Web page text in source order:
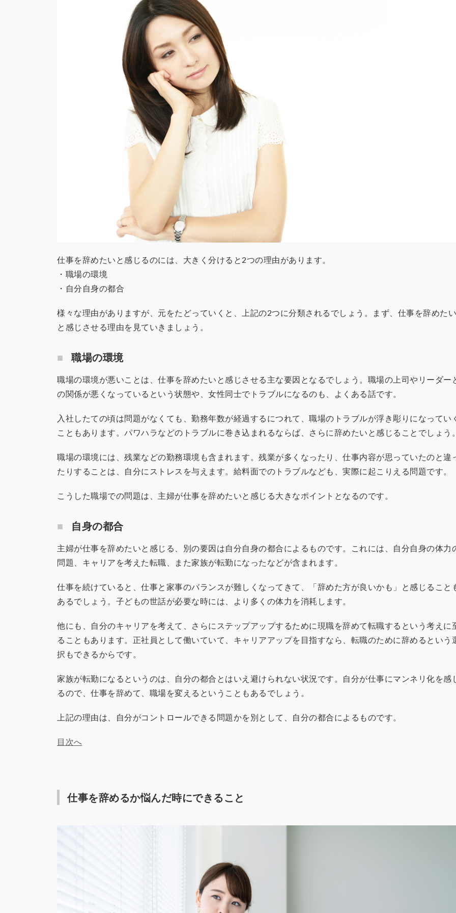
仕事を辞めたいと感じるのには、大きく分けると2つの理由があります。
・職場の環境
・自分自身の都合
様々な理由がありますが、元をたどっていくと、上記の2つに分類されるでしょう。まず、仕事を辞めたい
と感じさせる理由を見ていきましょう。
職場の環境
職場の環境が悪いことは、仕事を辞めたいと感じさせる主な要因となるでしょう。職場の上司やリーダー
の関係が悪くなっているという状態や、女性同士でトラブルになるのも、よくある話です。
入社したての頃は問題がなくても、勤務年数が経過するにつれて、職場のトラブルが浮き彫りになってい
こともあります。パワハラなどのトラブルに巻き込まれるならば、さらに辞めたいと感じることでしょう。
職場の環境には、残業などの勤務環境も含まれます。残業が多くなったり、仕事内容が思っていたのと違
たりすることは、自分にストレスを与えます。給料面でのトラブルなども、実際に起こりえる問題です。
こうした職場での問題は、主婦が仕事を辞めたいと感じる大きなポイントとなるのです。
自身の都合
主婦が仕事を辞めたいと感じる、別の要因は自分自身の都合によるものです。これには、自分自身の体力
問題、キャリアを考えた転職、また家族が転勤になったなどが含まれます。
仕事を続けていると、仕事と家事のバランスが難しくなってきて、「辞めた方が良いかも」と感じること
あるでしょう。子どもの世話が必要な時には、より多くの体力を消耗します。
他にも、自分のキャリアを考えて、さらにステップアップするために現職を辞めて転職するという考えに
ることもあります。正社員として働いていて、キャリアアップを目指すなら、転職のために辞めるという
択もできるからです。
家族が転勤になるというのは、自分の都合とはいえ避けられない状況です。自分が仕事にマンネリ化を感
るので、仕事を辞めて、職場を変えるということもあるでしょう。
上記の理由は、自分がコントロールできる問題かを別として、自分の都合によるものです。
目次へ
仕事を辞めるか悩んだ時にできること